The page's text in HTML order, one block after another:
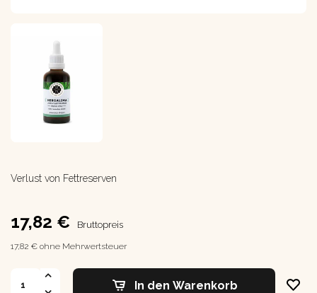
Verlust von Fettreserven
17,82 € Bruttopreis
17,82 € ohne Mehrwertsteuer
In den Warenkorb